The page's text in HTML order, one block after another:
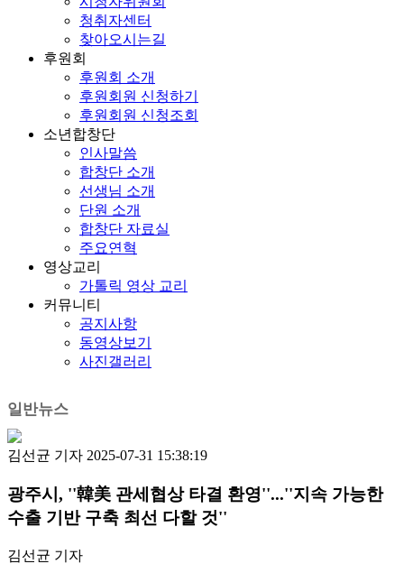
청취자센터
찾아오시는길
후원회
후원회 소개
후원회원 신청하기
후원회원 신청조회
소년합창단
인사말씀
합창단 소개
선생님 소개
단원 소개
합창단 자료실
주요연혁
영상교리
가톨릭 영상 교리
커뮤니티
공지사항
동영상보기
사진갤러리
일반뉴스
김선균 기자 2025-07-31 15:38:19
광주시, ''韓美 관세협상 타결 환영''...''지속 가능한
수출 기반 구축 최선 다할 것''
김선균 기자